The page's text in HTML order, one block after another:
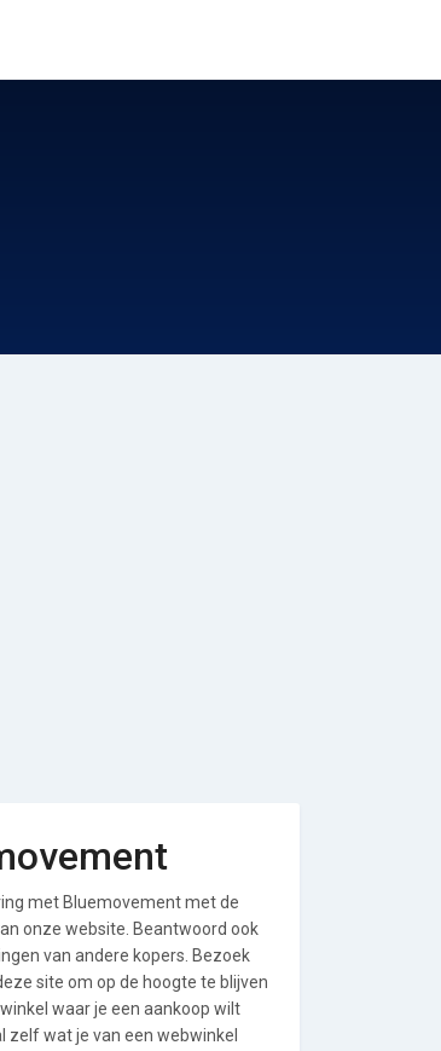
met Bluemovement met de
onze website. Beantwoord ook
van andere kopers. Bezoek
site om op de hoogte te blijven
waar je een aankoop wilt
zelf wat je van een webwinkel